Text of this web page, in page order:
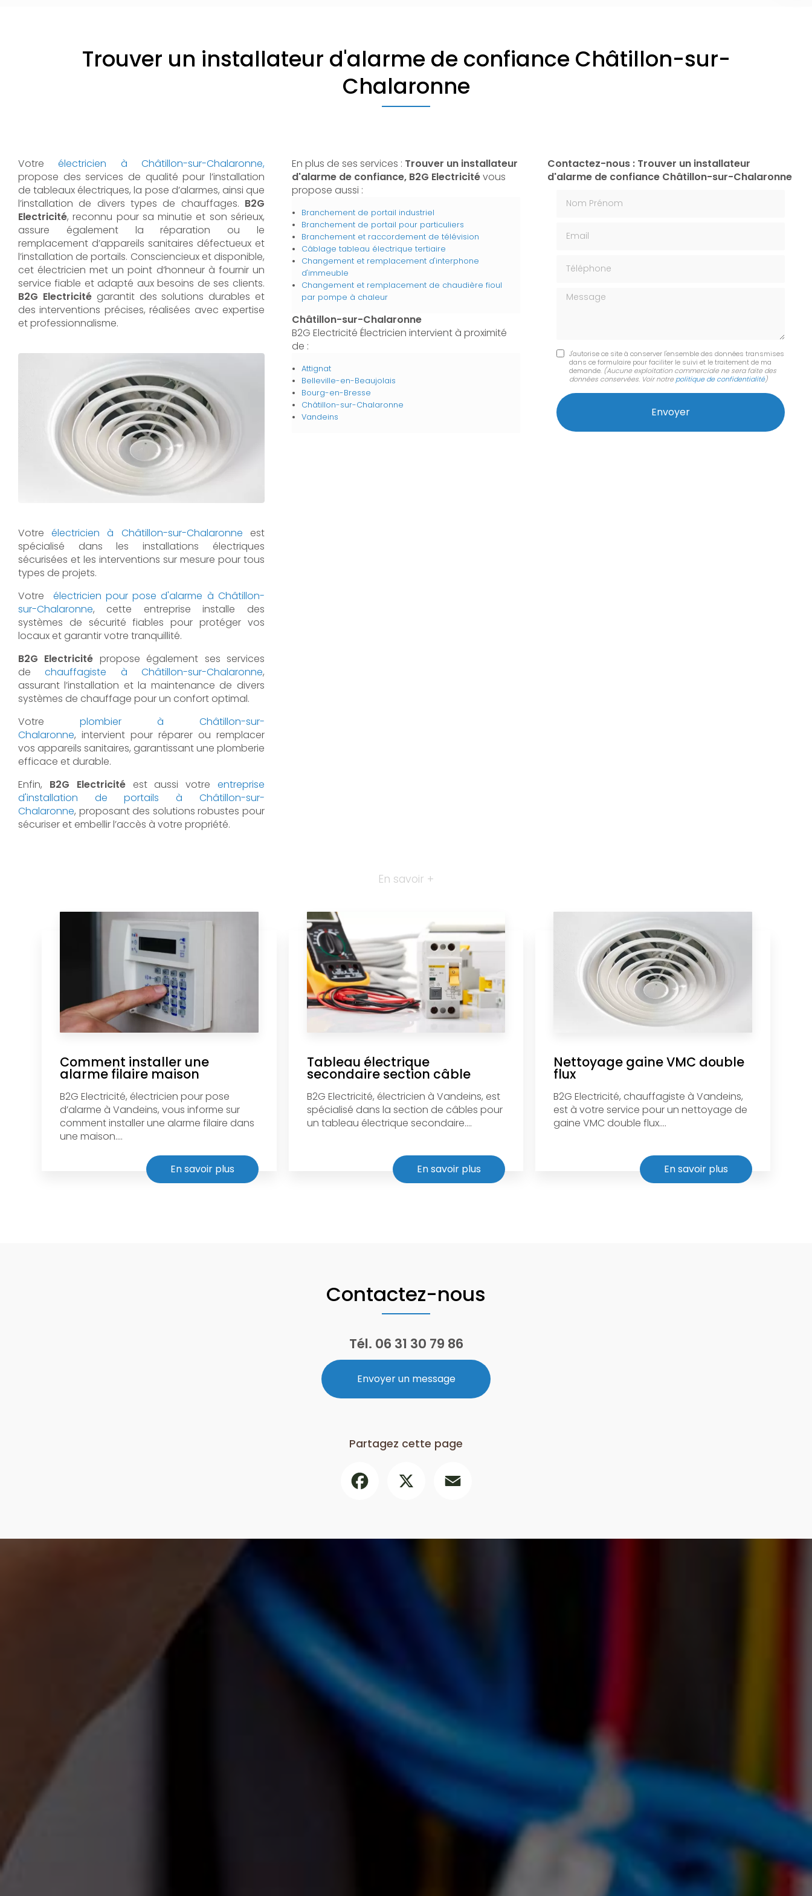
Trouver un installateur d'alarme de confiance Châtillon-sur-
Chalaronne
Votreélectricien à Châtillon-sur-Chalaronne,
propose des services de qualité pour l’installation
de tableaux électriques, la pose d’alarmes, ainsi que
l’installation de divers types de chauffages. B2G
Electricité, reconnu pour sa minutie et son sérieux,
assure également la réparation ou le
remplacement d’appareils sanitaires défectueux et
l’installation de portails. Consciencieux et disponible,
cet électricien met un point d’honneur à fournir un
service fiable et adapté aux besoins de ses clients.
B2G Electricité garantit des solutions durables et
des interventions précises, réalisées avec expertise
et professionnalisme.
Votreélectricien à Châtillon-sur-Chalaronne est
spécialisé dans les installations électriques
sécurisées et les interventions sur mesure pour tous
types de projets.
Votre électricien pour pose d'alarme à Châtillon-
sur-Chalaronne, cette entreprise installe des
systèmes de sécurité fiables pour protéger vos
locaux et garantir votre tranquillité.
B2G Electricité propose également ses services
dechauffagiste à Châtillon-sur-Chalaronne,
assurant l’installation et la maintenance de divers
systèmes de chauffage pour un confort optimal.
Votre plombier à Châtillon-sur-
Chalaronne, intervient pour réparer ou remplacer
vos appareils sanitaires, garantissant une plomberie
efficace et durable.
Enfin, B2G Electricitéest aussi votreentreprise
d'installation de portails à Châtillon-sur-
Chalaronne, proposant des solutions robustes pour
sécuriser et embellir l’accès à votre propriété.
En plus de ses services : Trouver un installateur
d'alarme de confiance, B2G Electricitévous
propose aussi :
Branchement de portail industriel
Branchement de portail pour particuliers
Branchement et raccordement de télévision
Câblage tableau électrique tertiaire
Changement et remplacement d'interphone
d'immeuble
Changement et remplacement de chaudière fioul
par pompe à chaleur
Châtillon-sur-Chalaronne
B2G Electricité Électricien intervient à proximité
de :
Attignat
Belleville-en-Beaujolais
Bourg-en-Bresse
Châtillon-sur-Chalaronne
Vandeins
Contactez-nous : Trouver un installateur
d'alarme de confiance Châtillon-sur-Chalaronne
Message
J'autorise ce site à conserver l'ensemble des données transmises
dans ce formulaire pour faciliter le suivi et le traitement de ma
demande. (Aucune exploitation commerciale ne sera faite des
données conservées. Voir notre politique de confidentialité)
En savoir +
Comment installer une
alarme filaire maison
B2G Electricité, électricien pour pose
d’alarme à Vandeins, vous informe sur
comment installer une alarme filaire dans
une maison....
En savoir plus
Tableau électrique
secondaire section câble
B2G Electricité, électricien à Vandeins, est
spécialisé dans la section de câbles pour
un tableau électrique secondaire....
En savoir plus
Nettoyage gaine VMC double
flux
B2G Electricité, chauffagiste à Vandeins,
est à votre service pour un nettoyage de
gaine VMC double flux....
En savoir plus
Contactez-nous
Tél. 06 31 30 79 86
Envoyer un message
Partagez cette page